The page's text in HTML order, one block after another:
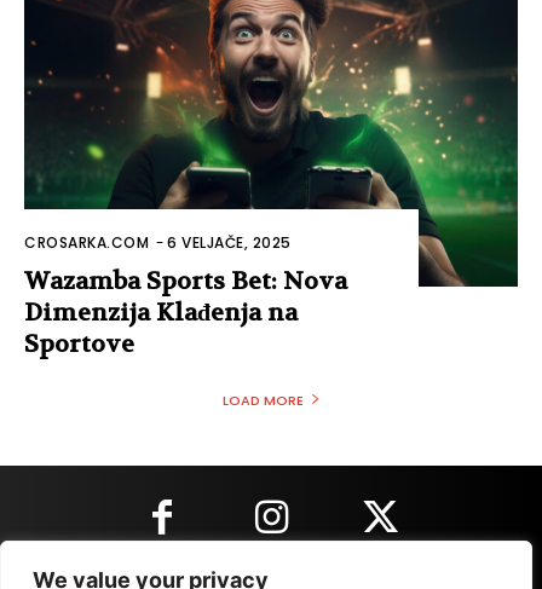
We value your privacy
CROSARKA.COM -6 VELJAČE, 2025
Wazamba Sports Bet: Nova
Dimenzija Klađenja na
Sportove
LOAD MORE